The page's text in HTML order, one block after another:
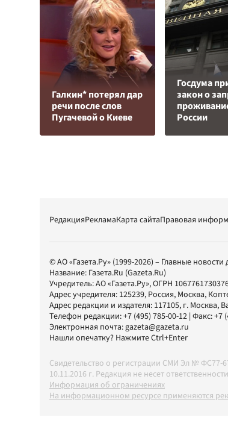
Галкин* потерял дар
речи после слов
Пугачевой о Киеве
Госдума
закон о
России
РедакцияРекламаКарта сайтаПравовая
© АО «Газета.Ру» (1999-2026) – Главные новости
Название: Газета.Ru (Gazeta.Ru)
Учредитель:АО «Газета.Ру», ОГРН
Адрес учредителя: 125239, Россия, Москва,
Адрес редакции и издателя: 117105, г. Москва,
Телефон редакции:+7 (495) 785-00-12 | Факс:+7
Электронная почта:gazeta@gazeta.ru
Нашли опечатку? Нажмите Ctrl+Enter
Свидетельство о регистрации СМИ Эл №
10.11.2016 г. Редакция не несет
Информация об ограничениях
На информационном ресурсе применяются